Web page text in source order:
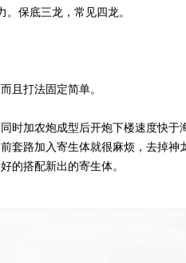
保底三龙，常见四龙。
且打法固定简单。
时加农炮成型后开炮下楼速度快
套路加入寄生体就很麻烦，去掉
的搭配新出的寄生体。